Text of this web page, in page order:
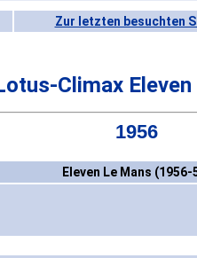
Zur letzten besuchten
Climax
1956
Eleven Le Mans (1956-